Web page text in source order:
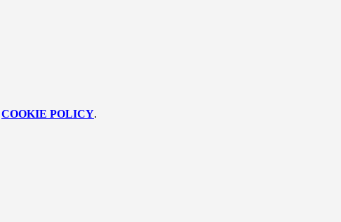
COOKIE POLICY.